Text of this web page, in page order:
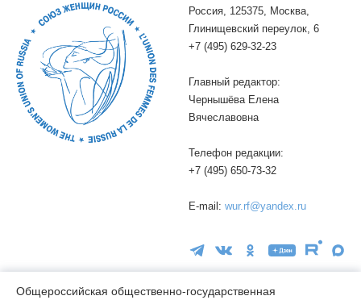
Россия, 125375, Москва,
Глинищевский переулок, 6
+7 (495) 629-32-23
Главный редактор:
Чернышёва Елена
Вячеславовна
Телефон редакции:
+7 (495) 650-73-32
E-mail: wur.rf@yandex.ru
Общероссийская общественно-государственная